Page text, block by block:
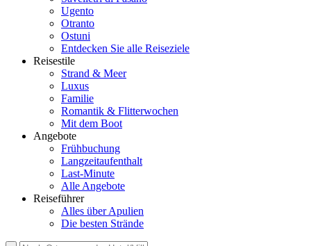
Ugento
Otranto
Ostuni
Entdecken Sie alle Reiseziele
Reisestile
Strand & Meer
Luxus
Familie
Romantik & Flitterwochen
Mit dem Boot
Angebote
Frühbuchung
Langzeitaufenthalt
Last-Minute
Alle Angebote
Reiseführer
Alles über Apulien
Die besten Strände